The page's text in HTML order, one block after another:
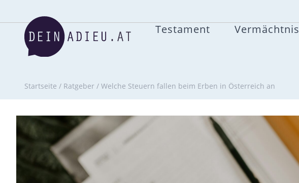
Testament Vermächtnis
Startseite / Ratgeber / Welche Steuern fallen beim Erben in Österreich an